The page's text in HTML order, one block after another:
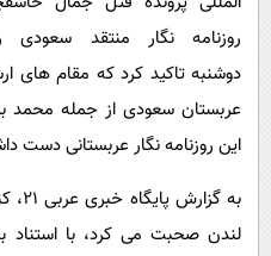
محیط
روزنامه نگار منتقد سعودی
دوشنبه تاکید کرد که مقام های
عربستان سعودی از جمله محمد
این روزنامه نگار عربستانی دست
به
لندن صحبت می کرد، با استناد